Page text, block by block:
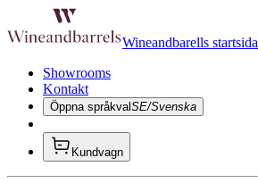
Wineandbarells startsida
Showrooms
Kontakt
Öppna språkvalSE/Svenska
Kundvagn